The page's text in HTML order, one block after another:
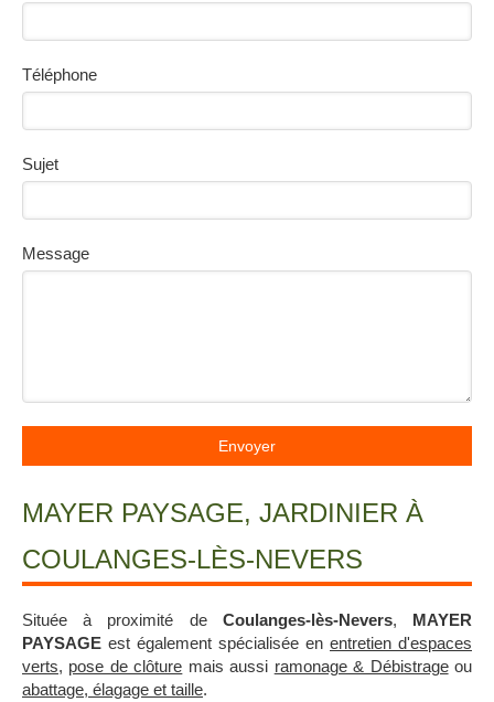
Téléphone
Sujet
Message
Envoyer
MAYER PAYSAGE, JARDINIER À
COULANGES-LÈS-NEVERS
Située à proximité de Coulanges-lès-Nevers, MAYER
PAYSAGE est également spécialisée en entretien d'espaces
verts, pose de clôture mais aussi ramonage & Débistrageou
abattage, élagage et taille.